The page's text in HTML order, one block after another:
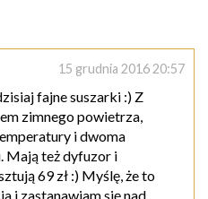
15 grudnia 2016 20:57
fajne suszarki :) Z
zimnego powietrza,
i dwoma
Mają też dyfuzor i
69 zł :) Myślę, że to
i zastanawiam się nad